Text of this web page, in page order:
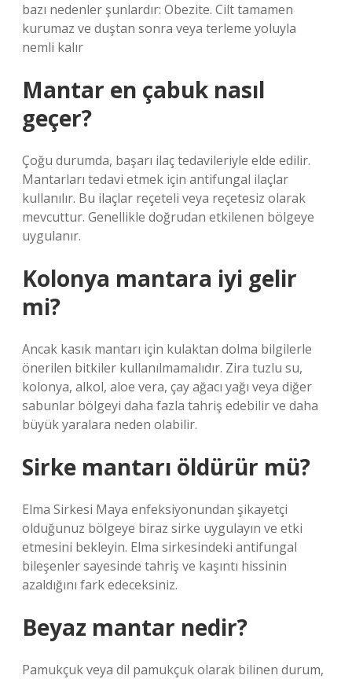
bazı nedenler şunlardır: Obezite. Cilt tamamen
kurumaz ve duştan sonra veya terleme yoluyla
nemli kalır
Mantar en çabuk nasıl
geçer?
Çoğu durumda, başarı ilaç tedavileriyle elde edilir.
Mantarları tedavi etmek için antifungal ilaçlar
kullanılır. Bu ilaçlar reçeteli veya reçetesiz olarak
mevcuttur. Genellikle doğrudan etkilenen bölgeye
uygulanır.
Kolonya mantara iyi gelir
mi?
Ancak kasık mantarı için kulaktan dolma bilgilerle
önerilen bitkiler kullanılmamalıdır. Zira tuzlu su,
kolonya, alkol, aloe vera, çay ağacı yağı veya diğer
sabunlar bölgeyi daha fazla tahriş edebilir ve daha
büyük yaralara neden olabilir.
Sirke mantarı öldürür mü?
Elma Sirkesi Maya enfeksiyonundan şikayetçi
olduğunuz bölgeye biraz sirke uygulayın ve etki
etmesini bekleyin. Elma sirkesindeki antifungal
bileşenler sayesinde tahriş ve kaşıntı hissinin
azaldığını fark edeceksiniz.
Beyaz mantar nedir?
Pamukçuk veya dil pamukçuk olarak bilinen durum,